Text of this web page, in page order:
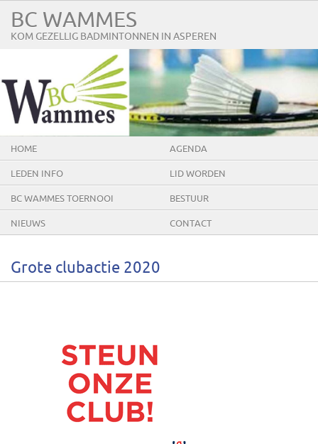
BC WAMMES
KOM GEZELLIG BADMINTONNEN IN ASPEREN
HOME AGENDA
LEDEN INFO LID WORDEN
BC WAMMES TOERNOOI BESTUUR
NIEUWS CONTACT
Grote clubactie 2020